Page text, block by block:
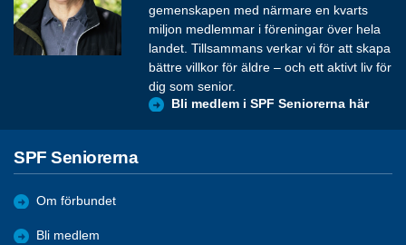
gemenskapen med närmare en kvarts
miljon medlemmar i föreningar över hela
landet. Tillsammans verkar vi för att skapa
bättre villkor för äldre – och ett aktivt liv för
dig som senior.
Bli medlem i SPF Seniorerna här
SPF Seniorerna
Om förbundet
Bli medlem